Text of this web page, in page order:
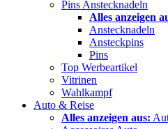
Pins Anstecknadeln
Alles anzeigen
Anstecknadeln
Ansteckpins
Pins
Top Werbeartikel
Vitrinen
Wahlkampf
Auto & Reise
Alles anzeigen aus: